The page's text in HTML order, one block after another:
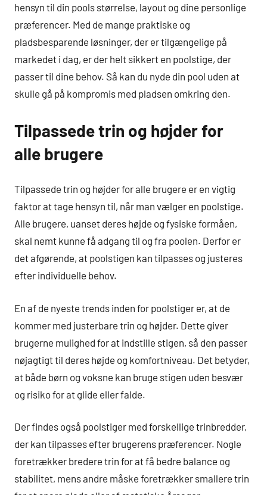
hensyn til din pools størrelse, layout og dine personlige
præferencer. Med de mange praktiske og
pladsbesparende løsninger, der er tilgængelige på
markedet i dag, er der helt sikkert en poolstige, der
passer til dine behov. Så kan du nyde din pool uden at
skulle gå på kompromis med pladsen omkring den.
Tilpassede trin og højder for
alle brugere
Tilpassede trin og højder for alle brugere er en vigtig
faktor at tage hensyn til, når man vælger en poolstige.
Alle brugere, uanset deres højde og fysiske formåen,
skal nemt kunne få adgang til og fra poolen. Derfor er
det afgørende, at poolstigen kan tilpasses og justeres
efter individuelle behov.
En af de nyeste trends inden for poolstiger er, at de
kommer med justerbare trin og højder. Dette giver
brugerne mulighed for at indstille stigen, så den passer
nøjagtigt til deres højde og komfortniveau. Det betyder,
at både børn og voksne kan bruge stigen uden besvær
og risiko for at glide eller falde.
Der findes også poolstiger med forskellige trinbredder,
der kan tilpasses efter brugerens præferencer. Nogle
foretrækker bredere trin for at få bedre balance og
stabilitet, mens andre måske foretrækker smallere trin